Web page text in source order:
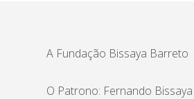
A Fundação Bissaya Barreto
O Patrono: Fernando